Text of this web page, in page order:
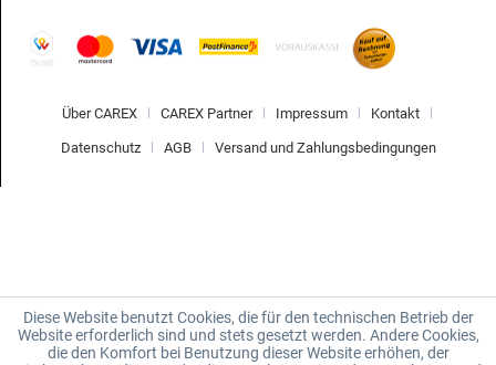
Über CAREX CAREX Partner Impressum Kontakt
Datenschutz AGB Versand und Zahlungsbedingungen
Diese Website benutzt Cookies, die für den technischen Betrieb der
Website erforderlich sind und stets gesetzt werden. Andere Cookies,
die den Komfort bei Benutzung dieser Website erhöhen, der